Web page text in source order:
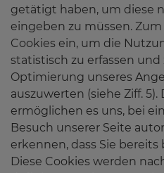
getätigt haben, um diese
eingeben zu müssen.
Cookies ein, um die
statistisch zu erfassen
Optimierung unseres
auszuwerten (siehe Ziff. 5).
ermöglichen es uns, bei
Besuch unserer Seite
erkennen, dass Sie bereits
Diese Cookies werden